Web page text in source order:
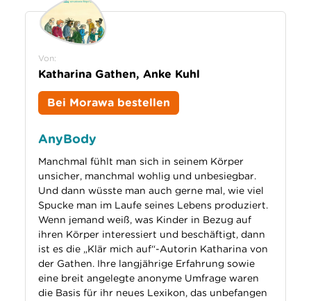
Von:
Katharina Gathen, Anke Kuhl
Bei Morawa bestellen
AnyBody
Manchmal fühlt man sich in seinem Körper
unsicher, manchmal wohlig und unbesiegbar.
Und dann wüsste man auch gerne mal, wie viel
Spucke man im Laufe seines Lebens produziert.
Wenn jemand weiß, was Kinder in Bezug auf
ihren Körper interessiert und beschäftigt, dann
ist es die „Klär mich auf“-Autorin Katharina von
der Gathen. Ihre langjährige Erfahrung sowie
eine breit angelegte anonyme Umfrage waren
die Basis für ihr neues Lexikon, das unbefangen